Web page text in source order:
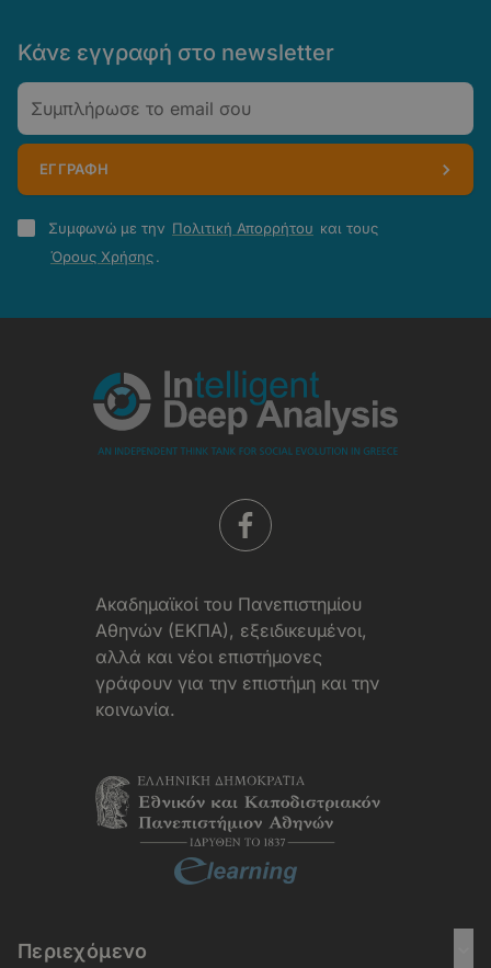
Κάνε εγγραφή στο newsletter
Email
ΕΓΓΡΑΦΗ
Πολιτική
Απορρήτου
Συμφωνώ με την Πολιτική Απορρήτου και τους
Όρους Χρήσης.
Aκαδημαϊκοί του Πανεπιστημίου
Αθηνών (ΕΚΠΑ), εξειδικευμένοι,
αλλά και νέοι επιστήμονες
γράφουν για την επιστήμη και την
κοινωνία.
Περιεχόμενο